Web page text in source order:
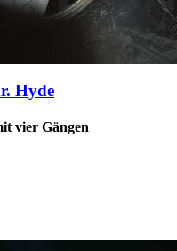
Hyde
vier Gängen